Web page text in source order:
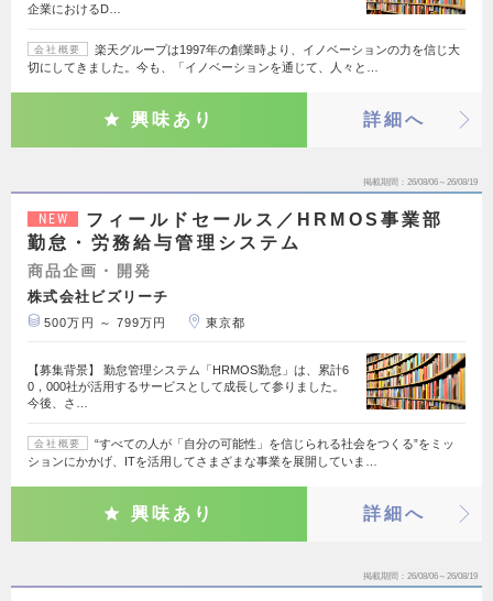
企業におけるD…
会社概要
楽天グループは1997年の創業時より、イノベーションの力を信じ大
切にしてきました。今も、「イノベーションを通じて、人々と…
興味あり 詳細へ
掲載期間 26/08/06～26/08/19
NEW
フィールドセールス／HRMOS事業部
勤怠・労務給与管理システム
商品企画・開発
株式会社ビズリーチ
500万円 ～ 799万円 東京都
【募集背景】 勤怠管理システム「HRMOS勤怠」は、累計6
0，000社が活用するサービスとして成長して参りました。
今後、さ…
会社概要
“すべての人が「自分の可能性」を信じられる社会をつくる”をミッ
ションにかかげ、ITを活用してさまざまな事業を展開していま…
興味あり 詳細へ
掲載期間 26/08/06～26/08/19